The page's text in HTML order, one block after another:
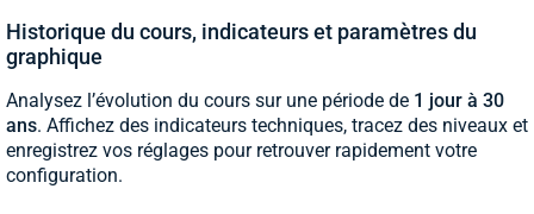
Historique du cours, indicateurs et paramètres du
graphique
Analysez l’évolution du cours sur une période de 1 jour à 30
ans. Affichez des indicateurs techniques, tracez des niveaux et
enregistrez vos réglages pour retrouver rapidement votre
configuration.